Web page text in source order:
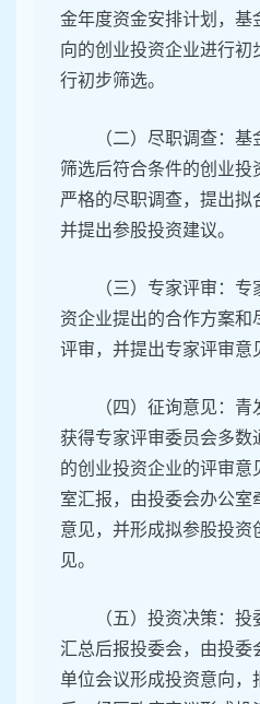
金年度资金安排计划，基
向的创业投资企业进行初
行初步筛选。
（二）尽职调查：
筛选后符合条件的创业投
严格的尽职调查，提出拟
并提出参股投资建议。
（三）专家评审：
资企业提出的合作方案和
评审，并提出专家评审意
（四）征询意见：
获得专家评审委员会多数
的创业投资企业的评审意
室汇报，由投委会办公室
意见，并形成拟参股投资
见。
（五）投资决策：
汇总后报投委会，由投委
单位会议形成投资意向，